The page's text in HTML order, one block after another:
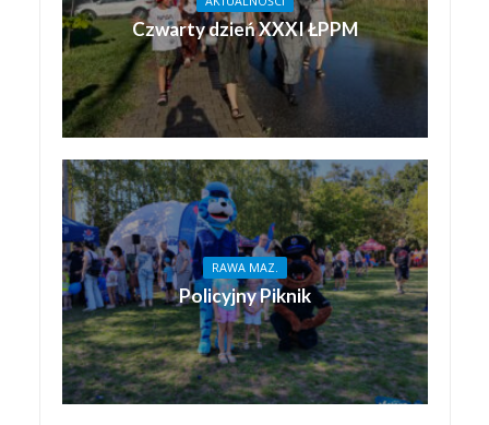
Czwarty dzień XXXI ŁPPM
RAWA MAZ.
Policyjny Piknik